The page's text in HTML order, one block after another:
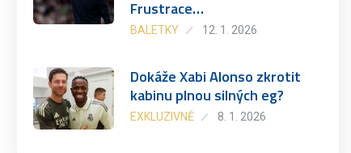
Frustrace…
BALETKY 12. 1. 2026
Dokáže Xabi Alonso zkrotit
kabinu plnou silných eg?
EXKLUZIVNĚ 8. 1. 2026